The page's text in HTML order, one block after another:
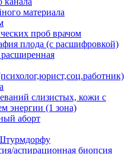
материала
проб врачом
плода (с расшифровкой)
слизистых, кожи с
энергии (1 зона)
аборт
аспирационная биопсия